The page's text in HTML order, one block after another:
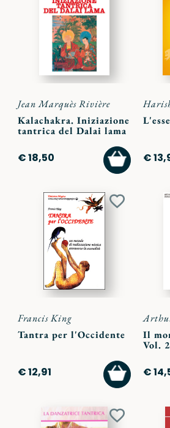
Jean Marquès Rivière
Kalachakra. Iniziazione
tantrica del Dalai lama
€ 18,50
AGGIUNGI
AL
CARRELLO
€
Aggiungi
Francis King
Tantra per l'Occidente
€ 12,91
AGGIUNGI
AL
CARRELLO
Il
Vol. 2
€
Aggiungi